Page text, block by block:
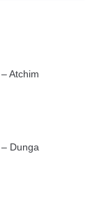
Atchim
Dunga